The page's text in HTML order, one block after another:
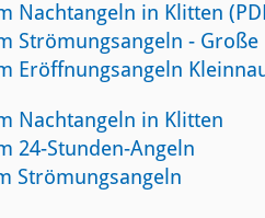
Nachtangeln in Klitten
Strömungsangeln - Große
Eröffnungsangeln
Nachtangeln in Klitten
24-Stunden-Angeln
Strömungsangeln